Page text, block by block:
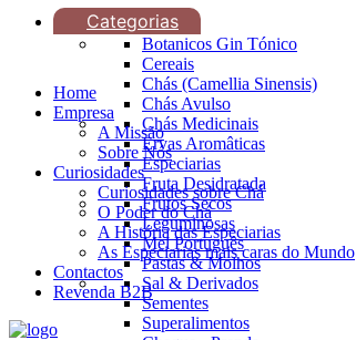
Categorias
Botanicos Gin Tónico
Cereais
Chás (Camellia Sinensis)
Chás Avulso
Chás Medicinais
Ervas Aromâticas
Especiarias
Fruta Desidratada
Frutos Secos
Leguminosas
Mel Português
Pastas & Molhos
Sal & Derivados
Sementes
Superalimentos
Home
Empresa
A Missão
Sobre Nós
Curiosidades
Curiosidades sobre Chá
O Poder do Chá
A História das Especiarias
As Especiarias mais caras do Mundo
Contactos
Revenda B2B